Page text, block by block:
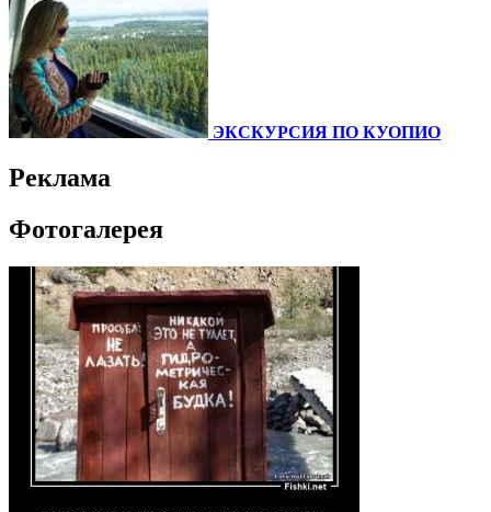
ЭКСКУРСИЯ ПО КУОПИО
Реклама
Фотогалерея